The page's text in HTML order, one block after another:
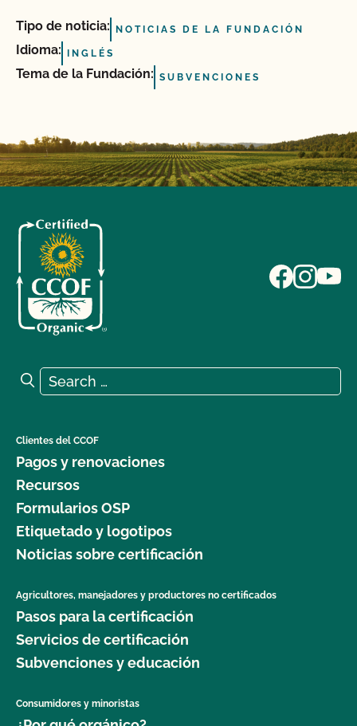
Tipo de noticia: NOTICIAS DE LA FUNDACIÓN
Idioma: INGLÉS
Tema de la Fundación: SUBVENCIONES
Search for:
Search
Clientes del CCOF
Pagos y renovaciones
Recursos
Formularios OSP
Etiquetado y logotipos
Noticias sobre certificación
Agricultores, manejadores y productores no certificados
Pasos para la certificación
Servicios de certificación
Subvenciones y educación
Consumidores y minoristas